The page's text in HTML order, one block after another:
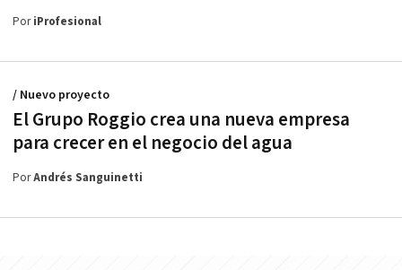
PoriProfesional
El Grupo Roggio crea una nueva empresa
para crecer en el negocio del agua
/ Nuevo proyecto
PorAndrés Sanguinetti